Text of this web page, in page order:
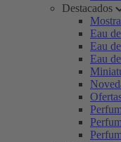
Destacados
Eau
Eau
Eau